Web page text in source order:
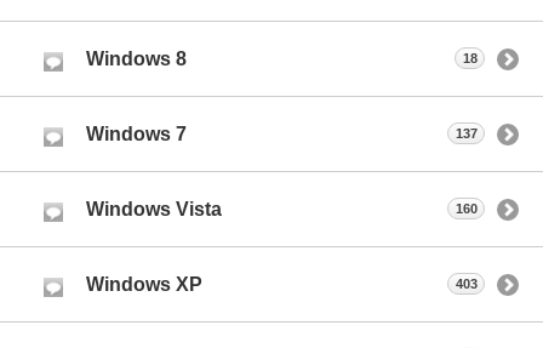
Windows 8 18
Windows 7 137
Windows Vista 160
Windows XP 403